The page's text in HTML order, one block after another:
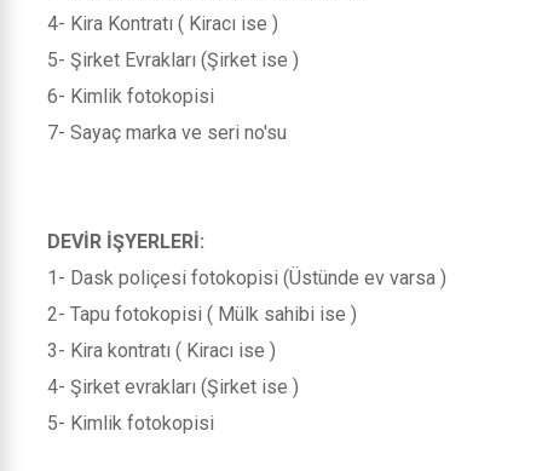
4- Kira Kontratı ( Kiracı ise )
5- Şirket Evrakları (Şirket ise )
6- Kimlik fotokopisi
7- Sayaç marka ve seri no'su
DEVİR İŞYERLERİ:
1- Dask poliçesi fotokopisi (Üstünde ev varsa )
2- Tapu fotokopisi ( Mülk sahibi ise )
3- Kira kontratı ( Kiracı ise )
4- Şirket evrakları (Şirket ise )
5- Kimlik fotokopisi